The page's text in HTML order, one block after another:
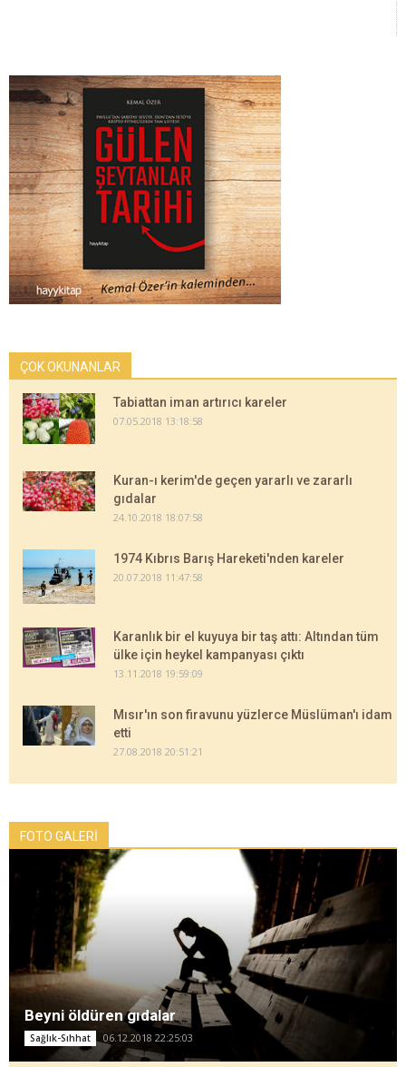
ÇOK OKUNANLAR
Tabiattan iman artırıcı kareler
07.05.2018 13:18:58
Kuran-ı kerim'de geçen yararlı ve zararlı
gıdalar
24.10.2018 18:07:58
1974 Kıbrıs Barış Hareketi'nden kareler
20.07.2018 11:47:58
Karanlık bir el kuyuya bir taş attı: Altından tüm
ülke için heykel kampanyası çıktı
13.11.2018 19:59:09
Mısır'ın son firavunu yüzlerce Müslüman'ı idam
etti
27.08.2018 20:51:21
FOTO GALERİ
Beyni öldüren gıdalar
Sağlık-Sıhhat 06.12.2018 22:25:03